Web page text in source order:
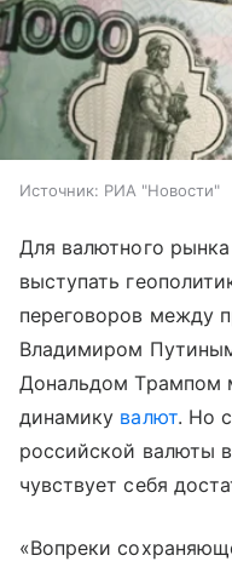
Источник: РИА "Новости"
Для валютного
выступать
переговоров между
Владимиром
Дональдом Трампом
динамику валют. Но
российской валюты
чувствует себя
«Вопреки